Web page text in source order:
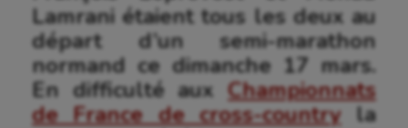
Lamrani étaient tous les deux au
départ d’un semi-marathon
normand ce dimanche 17 mars.
En difficulté auxChampionnats
de France de cross-countryla